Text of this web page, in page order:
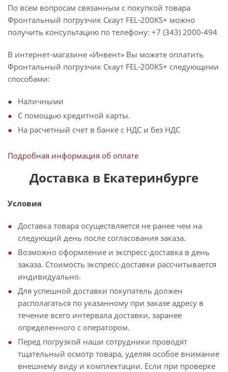
По всем вопросам связанным с покупкой товара
Фронтальный погрузчик Скаут FEL-200KS+ можно
получить консультацию по телефону: +7 (343) 2000-494
В интернет-магазине «Инвент» Вы можете оплатить
Фронтальный погрузчик Скаут FEL-200KS+ следующими
способами:
Наличными
С помощью кредитной карты.
На расчетный счет в банке с НДС и без НДС
Подробная информация об оплате
Доставка в Екатеринбурге
Условия
Доставка товара осуществляется не ранее чем на
следующий день после согласования заказа.
Возможно оформление и экспресс-доставка в день
заказа. Стоимость экспресс-доставки рассчитывается
индивидуально.
Для успешной доставки покупатель должен
располагаться по указанному при заказе адресу в
течение всего интервала доставки, заранее
определенного с оператором.
Перед погрузкой наши сотрудники проводят
тщательный осмотр товара, уделяя особое внимание
внешнему виду и комплектации. Если при проверке